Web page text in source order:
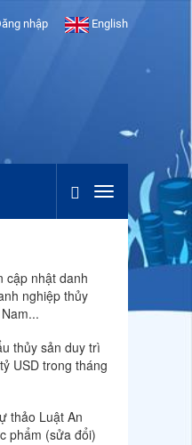
nhập English
cập nhật danh
nghiệp thủy
thủy sản duy trì
USD trong tháng
thảo Luật An
phẩm (sửa đổi)